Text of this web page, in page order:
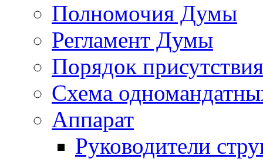
Полномочия Думы
Регламент Думы
Порядок
Схема
Аппарат
Руководители